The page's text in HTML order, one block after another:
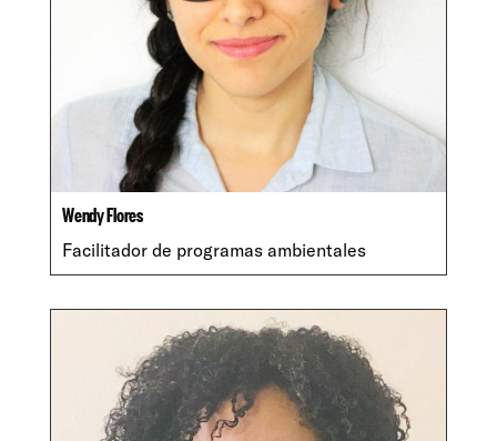
Wendy Flores
Facilitador de programas ambientales